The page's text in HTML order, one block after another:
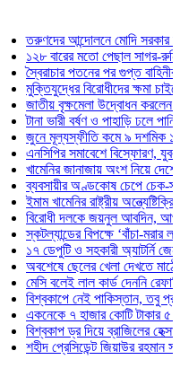
তরুণদের আন্দোলনে মোদি সরকার দুর্বল
১২৮ বারের মতো পেছাল সাগর-রুনি
স্বৈরাচার পতনের পর গুপ্ত বাহিনীর
মুক্তিযুদ্ধের বিরোধীদের ক্ষমা চাইতে
জাতীয় বৃক্ষমেলা উদ্বোধন করলেন
টানা ভারী বর্ষণ ও পাহাড়ি ঢলে পানিবন্দি
জুনে মূল্যস্ফীতি কমে ৯ দশমিক ১৬
এনসিপির সমাবেশে বিস্ফোরণ, যুবলীগের
খামেনির জানাজায় অংশ নিয়ে দেশে
ব্যবসায়ীর অণ্ডকোষ চেপে চেক-স্ট্যাম্পে
ইমাম খামেনির রাষ্ট্রীয় অন্ত্যেষ্টিক্রিয়ায়
বিরোধী দলকে জয়নুল আবদিন, আপনারা
স্কটল্যান্ডের বিপক্ষে ‘বাঁচা-মরার
১৭ ডেপুটি ও সহকারী অ্যাটর্নি
অবশেষে ছেলের খেলা দেখতে মাঠে
মেসি বলেই লাল কার্ড দেননি রেফারি!
বিশ্বকাপে নেই পাকিস্তান, তবু প্রতিটি
একনেকে ৭ হাজার কোটি টাকার ৫
বিশ্বকাপ ড্র দিয়ে ব্রাজিলের হেক্সা মিশন
শহীদ প্রেসিডেন্ট জিয়াউর রহমান